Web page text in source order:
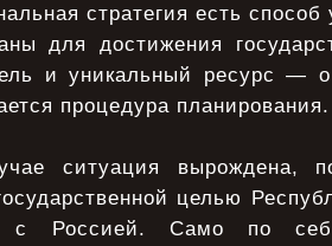
стратегия есть
для достижения
и уникальный ресурс —
процедура планирования.
ситуация вырождена,
целью
с Россией. Само по